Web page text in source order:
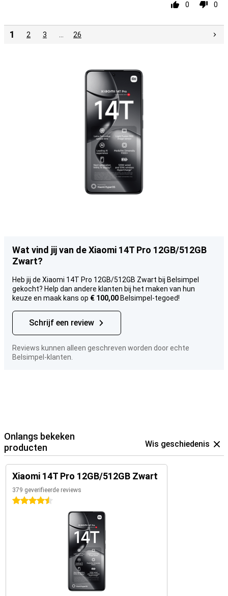
0 0
1 2 3 26
Wat vind jij van de Xiaomi 14T Pro 12GB/512GB
Zwart?
Heb jij de Xiaomi 14T Pro 12GB/512GB Zwart bij Belsimpel
gekocht? Help dan andere klanten bij het maken van hun
keuze en maak kans op € 100,00 Belsimpel-tegoed!
Schrijf een review
Reviews kunnen alleen geschreven worden door echte
Belsimpel-klanten.
Onlangs bekeken
producten
Wis geschiedenis
Xiaomi 14T Pro 12GB/512GB Zwart
379 geverifieerde reviews
4.5 sterren